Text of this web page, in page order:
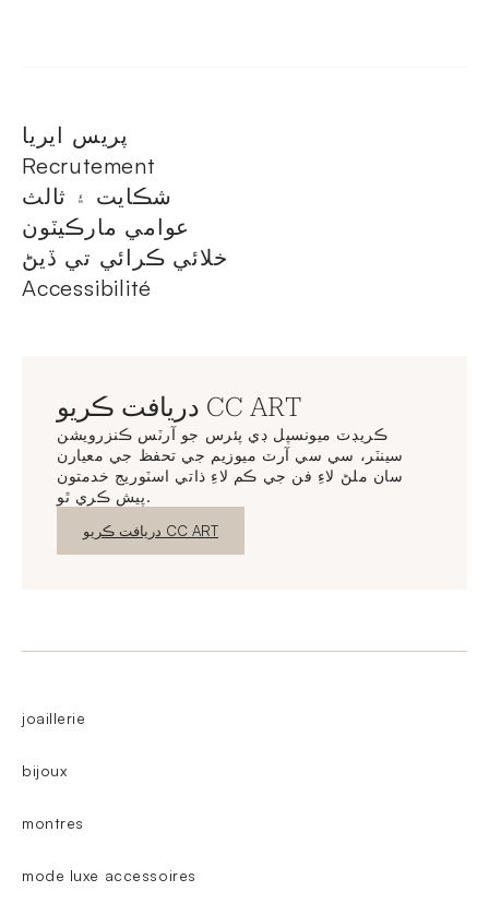
پريس ايريا
Recrutement
شڪايت ۽ ثالث
عوامي مارڪيٽون
خلائي ڪرائي تي ڏيڻ
Accessibilité
دريافت ڪريو CC ART
ڪريڊٽ ميونسپل ڊي پئرس جو آرٽس ڪنزرويشن
سينٽر، سي سي آرٽ ميوزيم جي تحفظ جي معيارن
سان ملڻ لاءِ فن جي ڪم لاءِ ذاتي اسٽوريج خدمتون
پيش ڪري ٿو.
نئين ونڊو دريافت ڪريو CC ART
joaillerie
bijoux
montres
mode luxe accessoires